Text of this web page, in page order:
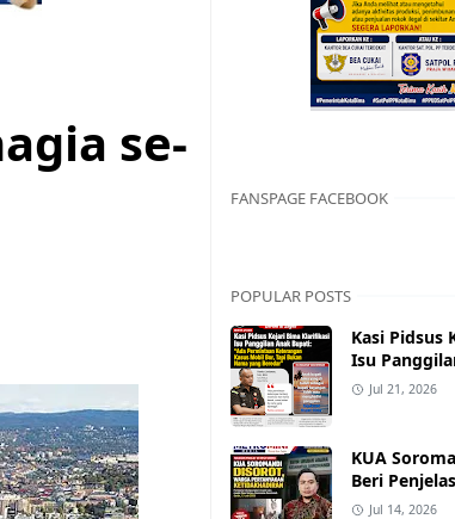
se-
FANSPAGE FACEBOOK
POPULAR POSTS
Kasi Pidsus
Isu
Permintaan
Jul 21, 2026
KUA
Beri
Jul 14, 2026